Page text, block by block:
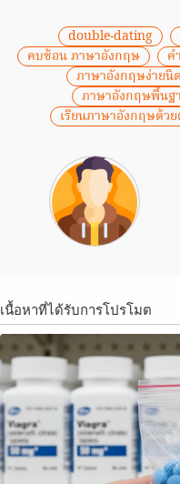
double-dating
คบซ้อน ภาษาอังกฤษ
คํ
ภาษาอังกฤษง่ายนิ
ภาษาอังกฤษพื้นฐ
เรียนภาษาอังกฤษด้วย
เนื้อหาที่ได้รับการโปรโมต